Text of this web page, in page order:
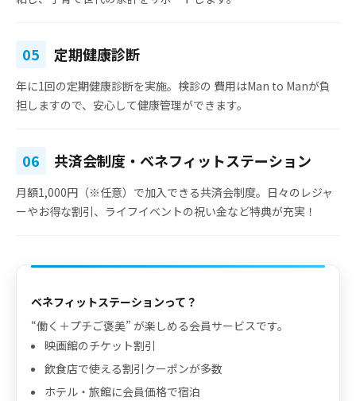
05 定期健康診断
年に1回の定期健康診断を実施。検診の 費用はMan to Manが負
担 しますので、安心して健康管理ができます。
06 共済会制度・ベネフィットステーション
月額1,000円（※任意）で加入できる共済会制度。日々のレジャ
ーやお得な割引、ライフイベントの祝い金など特典が充実！
ベネフィットステーションって？
“働く＋プチご褒美” が楽しめる会員サービスです。
映画館のチケット割引
飲食店で使える割引クーポンが多数
ホテル・旅館に会員価格で宿泊